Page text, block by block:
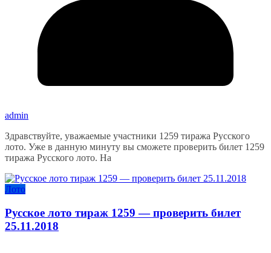
admin
Здравствуйте, уважаемые участники 1259 тиража Русского
лото. Уже в данную минуту вы сможете проверить билет 1259
тиража Русского лото. На
Лото
Русское лото тираж 1259 — проверить билет
25.11.2018